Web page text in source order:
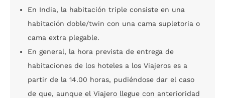
En India, la habitación triple consiste en una
habitación doble/twin con una cama supletoria o
cama extra plegable.
En general, la hora prevista de entrega de
habitaciones de los hoteles a los Viajeros es a
partir de la 14.00 horas, pudiéndose dar el caso
de que, aunque el Viajero llegue con anterioridad